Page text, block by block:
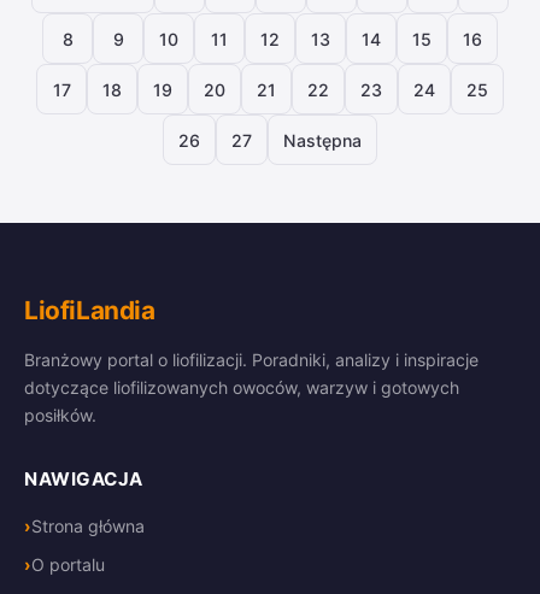
8 9 10 11 12 13 14 15 16
17 18 19 20 21 22 23 24 25
26 27 Następna
LiofiLandia
Branżowy portal o liofilizacji. Poradniki, analizy i inspiracje
dotyczące liofilizowanych owoców, warzyw i gotowych
posiłków.
NAWIGACJA
Strona główna
O portalu